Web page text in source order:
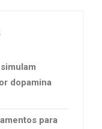
dopamina
para